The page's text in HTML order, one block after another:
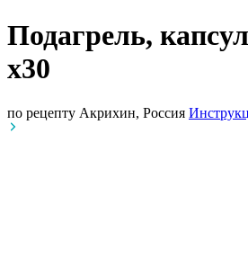
Подагрель,
x30
по рецепту Акрихин, Россия